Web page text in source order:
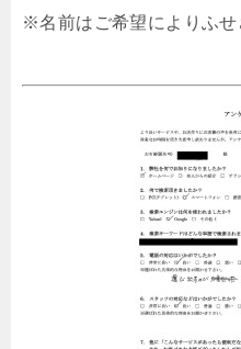
※名前はご希望によりふせ